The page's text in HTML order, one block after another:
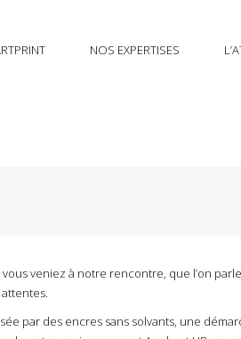
NOS EXPERTISES
veniez à notre rencontre, que l’on
par des encres sans solvants, une